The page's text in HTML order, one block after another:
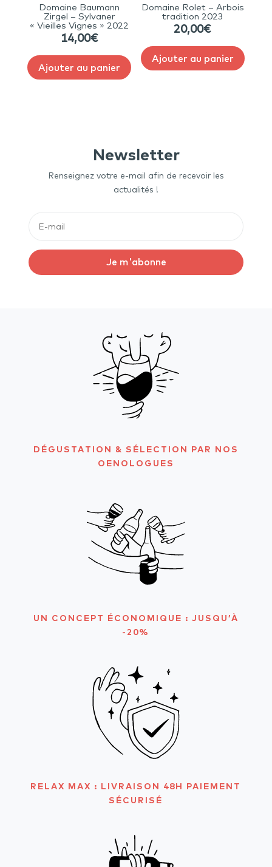
Domaine Baumann
Zirgel – Sylvaner
« Vieilles Vignes » 2022
14,00€
Ajouter au panier
Domaine Rolet – Arbois
tradition 2023
20,00€
Ajouter au panier
Newsletter
Renseignez votre e-mail afin de recevoir les
actualités !
Je m'abonne
DÉGUSTATION & SÉLECTION PAR NOS
OENOLOGUES
UN CONCEPT ÉCONOMIQUE : JUSQU’À
-20%
RELAX MAX : LIVRAISON 48H PAIEMENT
SÉCURISÉ